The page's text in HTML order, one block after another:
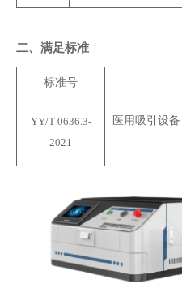
二、满足标准
标准号
YY/T 0636.3-
2021
医用吸引设备